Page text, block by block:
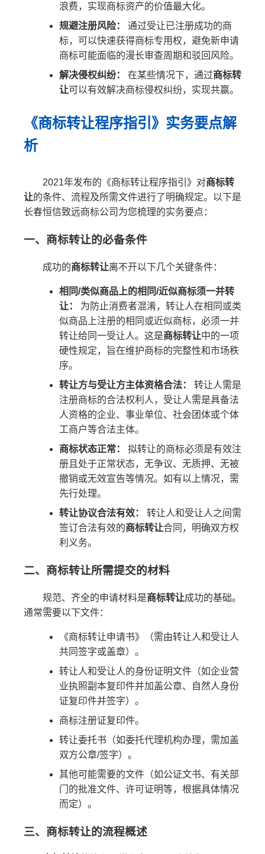
浪费，实现商标资产的价值最大化。
规避注册风险：
通过受让已注册成功的商
标，可以快速获得商标专用权，避免新申请
商标可能面临的漫长审查周期和驳回风险。
解决侵权纠纷：
在某些情况下，通过商标转
让可以有效解决商标侵权纠纷，实现共赢。
《商标转让程序指引》实务要点解
析
2021年发布的《商标转让程序指引》对商标转
让的条件、流程及所需文件进行了明确规定。以下是
长春恒信致远商标公司为您梳理的实务要点：
一、商标转让的必备条件
成功的商标转让离不开以下几个关键条件：
相同/类似商品上的相同/近似商标须一并转
让：
为防止消费者混淆，转让人在相同或类
似商品上注册的相同或近似商标，必须一并
转让给同一受让人。这是商标转让中的一项
硬性规定，旨在维护商标的完整性和市场秩
序。
转让方与受让方主体资格合法：
转让人需是
注册商标的合法权利人，受让人需是具备法
人资格的企业、事业单位、社会团体或个体
工商户等合法主体。
商标状态正常：
拟转让的商标必须是有效注
册且处于正常状态，无争议、无质押、无被
撤销或无效宣告等情况。如有以上情况，需
先行处理。
转让协议合法有效：
转让人和受让人之间需
签订合法有效的商标转让合同，明确双方权
利义务。
二、商标转让所需提交的材料
规范、齐全的申请材料是商标转让成功的基础。
通常需要以下文件：
《商标转让申请书》（需由转让人和受让人
共同签字或盖章）。
转让人和受让人的身份证明文件（如企业营
业执照副本复印件并加盖公章、自然人身份
证复印件并签字）。
商标注册证复印件。
转让委托书（如委托代理机构办理，需加盖
双方公章/签字）。
其他可能需要的文件（如公证文书、有关部
门的批准文件、许可证明等，根据具体情况
而定）。
三、商标转让的流程概述